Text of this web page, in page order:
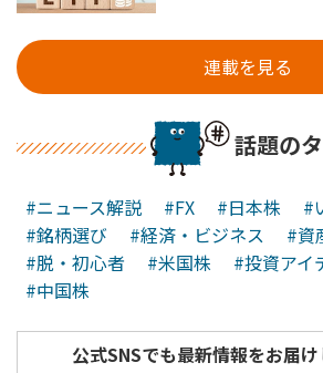
連載を見る
話題の
#ニュース解説 #FX #日本株
#
#銘柄選び
#経済・ビジネス
#資
#脱・初心者
#米国株 #投資アイ
#中国株
公式SNSでも最新情報をお届